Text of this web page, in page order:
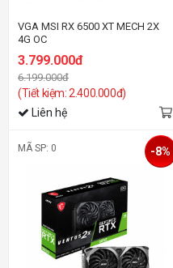
VGA MSI RX 6500 XT MECH 2X
4G OC
3.799.000đ
6.199.000đ
(Tiết kiệm: 2.400.000đ)
Liên hệ
MÃ SP: 0 -8%